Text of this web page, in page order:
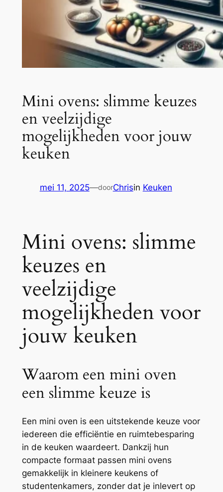
Mini ovens: slimme keuzes
en veelzijdige
mogelijkheden voor jouw
keuken
mei 11, 2025—doorChrisin Keuken
Mini ovens: slimme
keuzes en
veelzijdige
mogelijkheden voor
jouw keuken
Waarom een mini oven
een slimme keuze is
Een mini oven is een uitstekende keuze voor
iedereen die efficiëntie en ruimtebesparing
in de keuken waardeert. Dankzij hun
compacte formaat passen mini ovens
gemakkelijk in kleinere keukens of
studentenkamers, zonder dat je inlevert op